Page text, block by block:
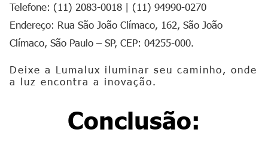
Telefone: (11) 2083-0018 | (11) 94990-0270
Endereço: Rua São João Clímaco, 162, São João
Clímaco, São Paulo – SP, CEP: 04255-000.
Deixe a Lumalux iluminar seu caminho, onde
a luz encontra a inovação.
Conclusão: